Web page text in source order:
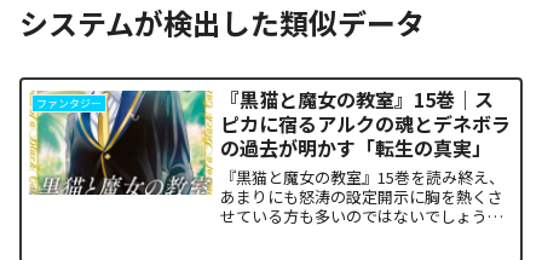
システムが検出した類似データ
ファンタジー
『黒猫と魔女の教室』15巻｜ス
ピカに宿るアルクの魂とデネボラ
の過去が明かす「転生の真実」
『黒猫と魔女の教室』15巻を読み終え、
あまりにも怒涛の設定開示に胸を熱くさ
せている方も多いのではないでしょう